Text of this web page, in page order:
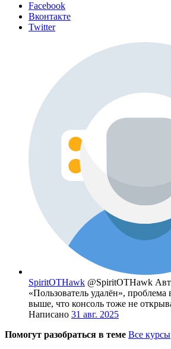
Facebook
Вконтакте
Twitter
SpiritOTHawk @SpiritOTHawk
«Пользователь удалён», проблема
выше, что консоль тоже не
Написано 31 авг. 2025
Помогут разобраться в теме Все курсы